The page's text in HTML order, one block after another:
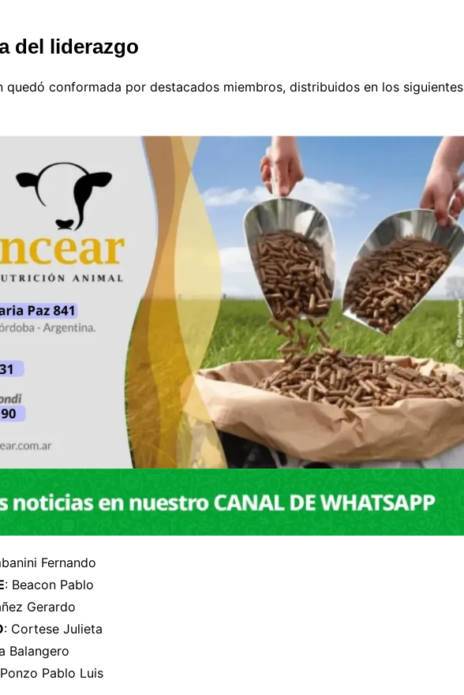
del liderazgo
quedó conformada por destacados miembros, distribuidos en los siguientes
Fernando
: Beacon Pablo
Gerardo
: Cortese Julieta
Balangero
Pablo Luis